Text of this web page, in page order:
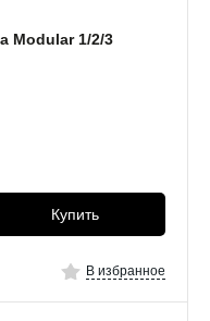
Modular 1/2/3
Купить
В избранное